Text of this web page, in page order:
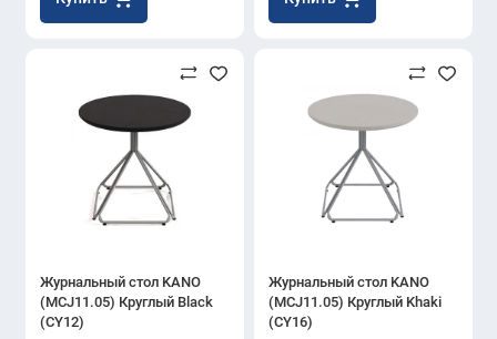
Журнальный стол KANO
(MCJ11.05) Круглый Black
(CY12)
Журнальный стол KANO
(MCJ11.05) Круглый Khaki
(CY16)